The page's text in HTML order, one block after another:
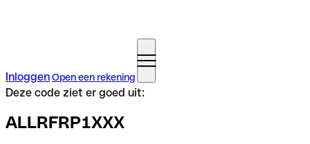
InloggenOpen een rekening
Deze code ziet er goed uit:
ALLRFRP1XXX